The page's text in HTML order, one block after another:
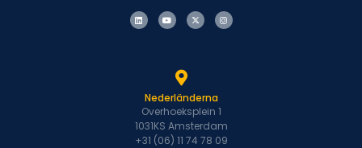
Nederländerna
Overhoeksplein 1
1031KS Amsterdam
+31 (06) 11 74 78 09